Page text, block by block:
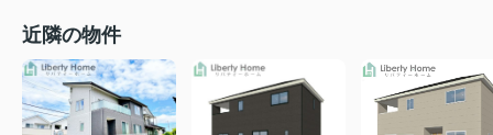
近隣の物件